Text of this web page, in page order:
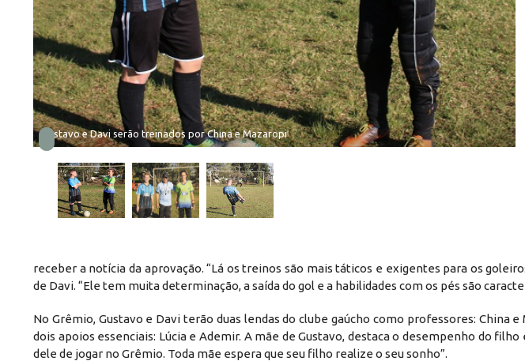
Gustavo e Davi serão treinados por China e Mazaropi
receber a notícia da aprovação. “Lá os treinos são mais táticos e exigentes para os
de Davi. “Ele tem muita determinação, a saída do gol e a habilidades com os pés são
No Grêmio, Gustavo e Davi terão duas lendas do clube gaúcho como professores: China
dois apoios essenciais: Lúcia e Ademir. A mãe de Gustavo, destaca o desempenho do
dele de jogar no Grêmio. Toda mãe espera que seu filho realize o seu sonho”.